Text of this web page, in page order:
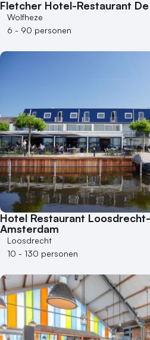
Vraag locatie aan
Locatiegids
Reviews (5⭐️)
Contact
Fletcher Hotel-Restaurant
Wolfheze
6 - 90 personen
Hotel Restaurant Loosdrecht-
Amsterdam
Loosdrecht
10 - 130 personen